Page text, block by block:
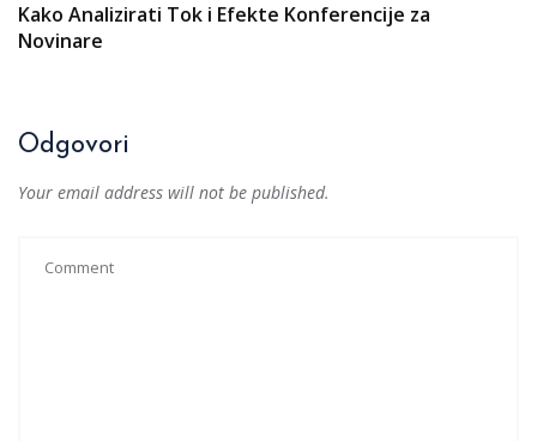
Kako Analizirati Tok i Efekte Konferencije za
Novinare
Odgovori
Your email address will not be published.